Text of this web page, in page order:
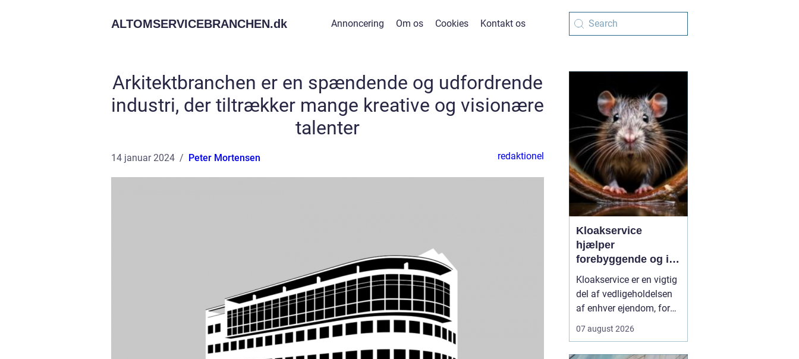
ALTOMSERVICEBRANCHEN.dk Annoncering Om os Cookies Kontakt os
Arkitektbranchen er en spændende og udfordrende
industri, der tiltrækker mange kreative og visionære
talenter
14 januar 2024 Peter Mortensen redaktionel
Kloakservice
hjælper
forebyggende og i
krisesituationer
Kloakservice er en vigtig
del af vedligeholdelsen
af enhver ejendom, fordi
kloaksystemet hurtigt
07 august 2026